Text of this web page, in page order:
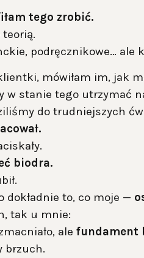
tego zrobić.
teorią.
podręcznikowe… ale
mówiłam im, jak
w stanie tego utrzymać
do trudniejszych
biodra.
dokładnie to, co moje —
tak u mnie:
ale fundament
brzuch.